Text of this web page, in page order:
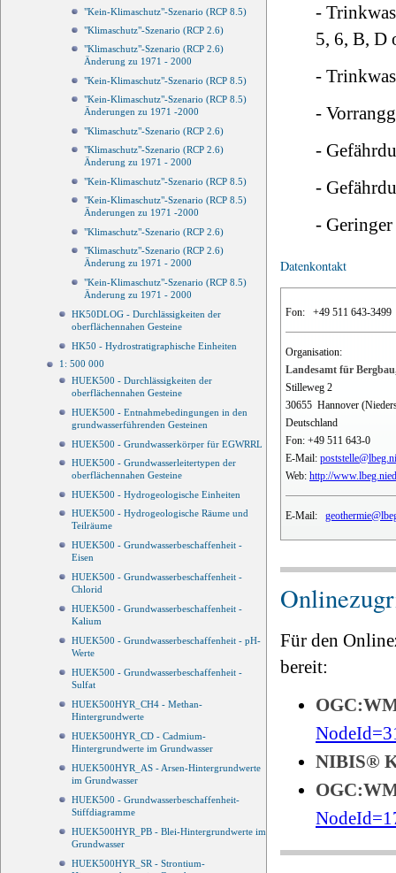
"Kein-Klimaschutz"-Szenario (RCP 8.5)
"Klimaschutz"-Szenario (RCP 2.6)
"Klimaschutz"-Szenario (RCP 2.6)
Änderung zu 1971 - 2000
"Kein-Klimaschutz"-Szenario (RCP 8.5)
"Kein-Klimaschutz"-Szenario (RCP 8.5)
Änderungen zu 1971 -2000
"Klimaschutz"-Szenario (RCP 2.6)
"Klimaschutz"-Szenario (RCP 2.6)
Änderung zu 1971 - 2000
"Kein-Klimaschutz"-Szenario (RCP 8.5)
"Kein-Klimaschutz"-Szenario (RCP 8.5)
Änderungen zu 1971 -2000
"Klimaschutz"-Szenario (RCP 2.6)
"Klimaschutz"-Szenario (RCP 2.6)
Änderung zu 1971 - 2000
"Kein-Klimaschutz"-Szenario (RCP 8.5)
Änderung zu 1971 - 2000
HK50DLOG - Durchlässigkeiten der
oberflächennahen Gesteine
HK50 - Hydrostratigraphische Einheiten
1: 500 000
HUEK500 - Durchlässigkeiten der
oberflächennahen Gesteine
HUEK500 - Entnahmebedingungen in den
grundwasserführenden Gesteinen
HUEK500 - Grundwasserkörper für EGWRRL
HUEK500 - Grundwasserleitertypen der
oberflächennahen Gesteine
HUEK500 - Hydrogeologische Einheiten
HUEK500 - Hydrogeologische Räume und
Teilräume
HUEK500 - Grundwasserbeschaffenheit -
Eisen
HUEK500 - Grundwasserbeschaffenheit -
Chlorid
HUEK500 - Grundwasserbeschaffenheit -
Kalium
HUEK500 - Grundwasserbeschaffenheit - pH-
Werte
HUEK500 - Grundwasserbeschaffenheit -
Sulfat
HUEK500HYR_CH4 - Methan-
Hintergrundwerte
HUEK500HYR_CD - Cadmium-
Hintergrundwerte im Grundwasser
HUEK500HYR_AS - Arsen-Hintergrundwerte
im Grundwasser
HUEK500 - Grundwasserbeschaffenheit-
Stiffdiagramme
HUEK500HYR_PB - Blei-Hintergrundwerte im
Grundwasser
HUEK500HYR_SR - Strontium-
-
5, 6, B, D
-
-
-
-
-
Datenkontakt
Fon: +49 511 643-3499
Organisation:
Landesamt für
Stilleweg 2
30655 Hannover
Deutschland
Fon: +49 511 643-0
E-Mail:
Web: http://
E-Mail:
Für den
bereit:
NIBIS®